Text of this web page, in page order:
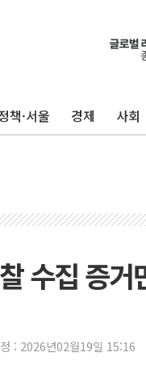
책·서울 경제 사회
수집 증거
: 2026년02월19일 15:16